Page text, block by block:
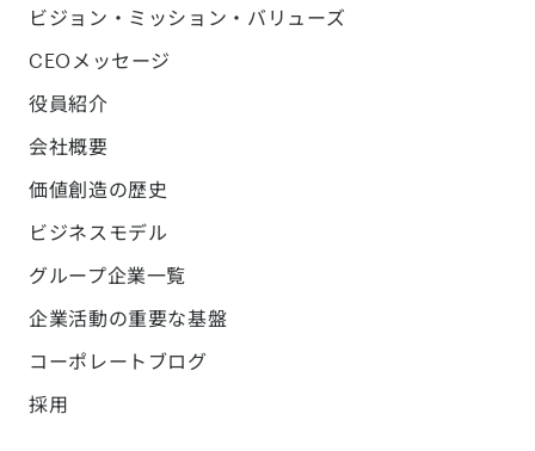
ビジョン・ミッション・バリューズ
CEOメッセージ
役員紹介
会社概要
価値創造の歴史
ビジネスモデル
グループ企業一覧
企業活動の重要な基盤
コーポレートブログ
採用